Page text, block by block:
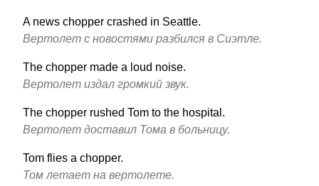
A news chopper crashed in Seattle.
Вертолет с новостями разбился в Сиэтле.
The chopper made a loud noise.
Вертолет издал громкий звук.
The chopper rushed Tom to the hospital.
Вертолет доставил Тома в больницу.
Tom flies a chopper.
Том летает на вертолете.